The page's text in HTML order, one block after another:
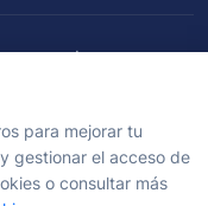
para mejorar tu
gestionar el acceso de
o consultar más
reservados.